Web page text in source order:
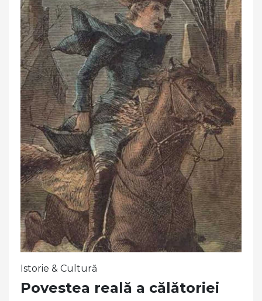
Istorie & Cultură
Povestea reală a călătoriei